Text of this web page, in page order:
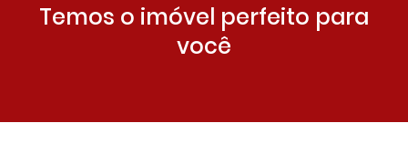
Temos o imóvel perfeito para
você